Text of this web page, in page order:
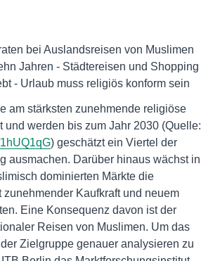
bei Auslandsreisen von Muslimen
Jahren - Städtereisen und Shopping
- Urlaub muss religiös konform sein
am stärksten zunehmende religiöse
und werden bis zum Jahr 2030 (Quelle:
) geschätzt ein Viertel der
ausmachen. Darüber hinaus wächst in
dominierten Märkte die
zunehmender Kaufkraft und neuem
Eine Konsequenz davon ist der
Reisen von Muslimen. Um das
Zielgruppe genauer analysieren zu